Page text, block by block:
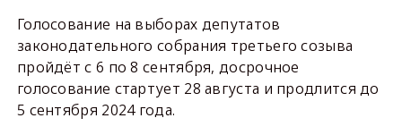
Голосование на выборах депутатов
законодательного собрания третьего созыва
пройдёт с 6 по 8 сентября, досрочное
голосование стартует 28 августа и продлится до
5 сентября 2024 года.